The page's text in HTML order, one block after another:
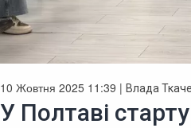
10 Жовтня 2025 11:39 | Влада
У Полтаві